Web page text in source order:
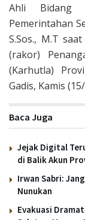
Ahli Bidang
Pemerintahan
S.Sos., M.T
(rakor)
(Karhutla)
Gadis, Kamis
Baca Juga
Jejak Digital
di Balik Akun
Irwan Sabri:
Nunukan
Evakuasi